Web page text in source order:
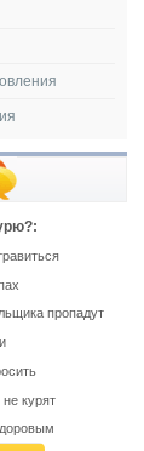
пропадут
курят